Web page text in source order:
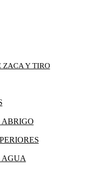
ZACA Y TIRO
ABRIGO
AGUA